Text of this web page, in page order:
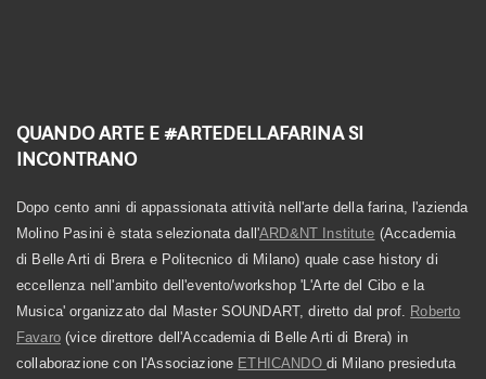
QUANDO ARTE E #ARTEDELLAFARINA SI
INCONTRANO
Dopo cento anni di appassionata attività nell'arte della farina, l'azienda
Molino Pasini è stata selezionata dall'ARD&NT Institute (Accademia
di Belle Arti di Brera e Politecnico di Milano) quale case history di
eccellenza nell'ambito dell'evento/workshop 'L'Arte del Cibo e la
Musica' organizzato dal Master SOUNDART, diretto dal prof. Roberto
Favaro(vice direttore dell'Accademia di Belle Arti di Brera) in
collaborazione con l'Associazione ETHICANDO di Milano presieduta